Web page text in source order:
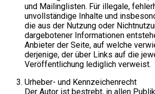
und Mailinglisten. Für illegale,
unvollständige Inhalte und
die aus der Nutzung oder
dargebotener Informationen
Anbieter der Seite, auf welche
derjenige, der über Links auf die
Veröffentlichung lediglich verweist.
Urheber- und Kennzeichenrecht
Der Autor ist bestrebt, in allen